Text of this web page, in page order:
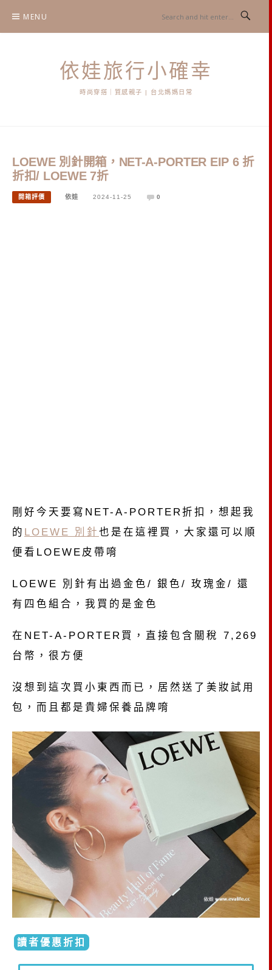
content
MENU
依娃旅行小確幸
時尚穿搭｜質感親子 | 台北媽媽日常
LOEWE 別針開箱，NET-A-PORTER EIP 6 折
折扣/ LOEWE 7折
開箱評價 依娃 2024-11-25 0
剛好今天要寫NET-A-PORTER折扣，想起我
的 LOEWE 別針 也是在這裡買，大家還可以順
便看LOEWE皮帶唷
LOEWE 別針有出過金色/ 銀色/ 玫瑰金/ 還
有四色組合，我買的是金色
在NET-A-PORTER買，直接包含關稅 7,269
台幣，很方便
沒想到這次買小東西而已，居然送了美妝試用
包，而且都是貴婦保養品牌唷
讀者優惠折扣